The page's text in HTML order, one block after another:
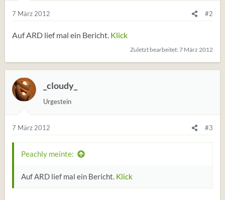
7 März 2012 #2
Auf ARD lief mal ein Bericht. Klick
Zuletzt bearbeitet: 7 März 2012
_cloudy_
Urgestein
7 März 2012 #3
Peachly meinte:
Auf ARD lief mal ein Bericht. Klick